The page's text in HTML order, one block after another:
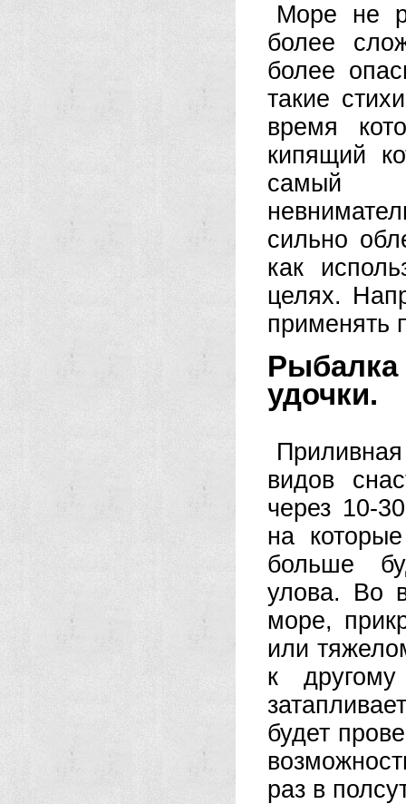
Море не
более
более
такие
время
кипящий
самый
сильно
как
целях.
применять
удочки.
видов
через 10-
на
больше
улова. Во
море,
или
к
будет
раз в